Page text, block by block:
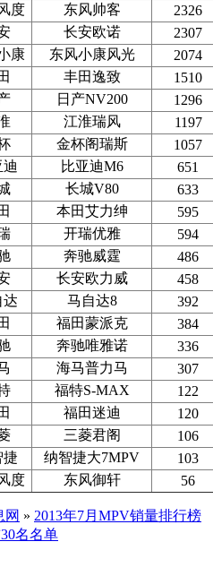
度 东风帅客
2326
长安欧诺
2307
康 东风小康风光
2074
丰田逸致
1510
日产NV200
1296
江淮瑞风
1197
金杯阁瑞斯
1057
迪 比亚迪M6
651
长城V80
633
本田艾力绅
595
开瑞优雅
594
奔驰威霆
486
长安欧力威
458
达 马自达8
392
福田蒙派克
384
奔驰唯雅诺
336
海马普力马
307
福特S-MAX
122
福田迷迪
120
三菱君阁
106
捷 纳智捷大7MPV
103
度 东风御轩 56
网 » 2013年7月MPV销量排行榜
名名单